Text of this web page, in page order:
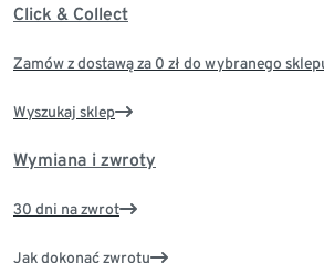
Click & Collect
Zamów z dostawą za 0 zł do wybranego
Wyszukaj sklep
Wymiana i zwroty
30 dni na zwrot
Jak dokonać zwrotu